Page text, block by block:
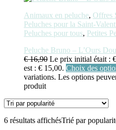
Animaux en peluche, Offres
Peluches pour la Saint-
Peluches pour tous, Petites
Peluche Bruno – L’Ours
€16,90 Le prix initial était :
est : € 15,00. Choix des
variations. Les options
produit
6 résultats affichésTrié par